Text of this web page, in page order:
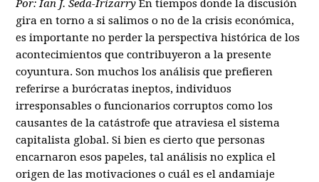
Por: Ian J. Seda-Irizarry En tiempos donde la discusión
gira en torno a si salimos o no de la crisis económica,
es importante no perder la perspectiva histórica de los
acontecimientos que contribuyeron a la presente
coyuntura. Son muchos los análisis que prefieren
referirse a burócratas ineptos, individuos
irresponsables o funcionarios corruptos como los
causantes de la catástrofe que atraviesa el sistema
capitalista global. Si bien es cierto que personas
encarnaron esos papeles, tal análisis no explica el
origen de las motivaciones o cuál es el andamiaje